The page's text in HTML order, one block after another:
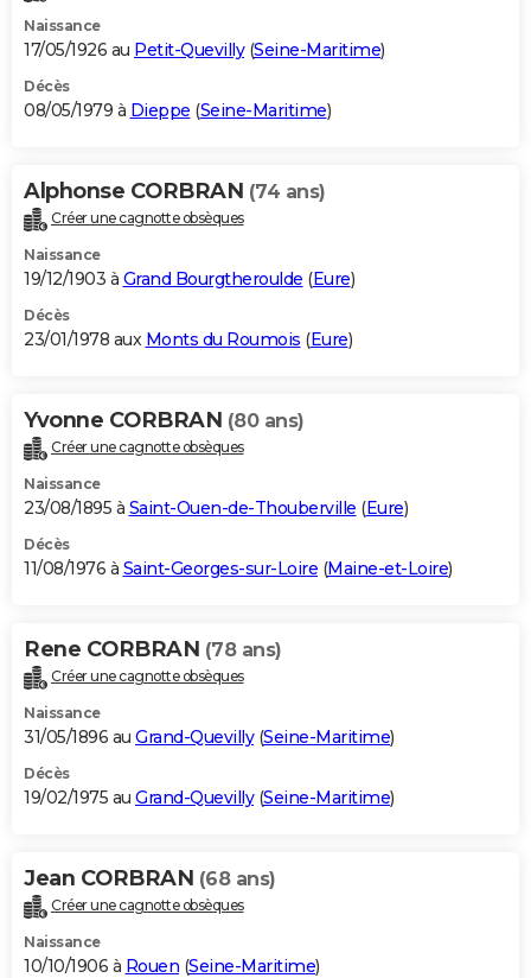
Naissance
17/05/1926 au Petit-Quevilly(Seine-Maritime)
Décès
08/05/1979 à Dieppe (Seine-Maritime)
Alphonse CORBRAN (74 ans)
Créer une cagnotte obsèques
Naissance
19/12/1903 à Grand Bourgtheroulde (Eure)
Décès
23/01/1978 aux Monts du Roumois (Eure)
Yvonne CORBRAN (80 ans)
Créer une cagnotte obsèques
Naissance
23/08/1895 à Saint-Ouen-de-Thouberville (Eure)
Décès
11/08/1976 à Saint-Georges-sur-Loire (Maine-et-Loire)
Rene CORBRAN (78 ans)
Créer une cagnotte obsèques
Naissance
31/05/1896 au Grand-Quevilly(Seine-Maritime)
Décès
19/02/1975 au Grand-Quevilly(Seine-Maritime)
Jean CORBRAN (68 ans)
Créer une cagnotte obsèques
Naissance
10/10/1906 à Rouen (Seine-Maritime)